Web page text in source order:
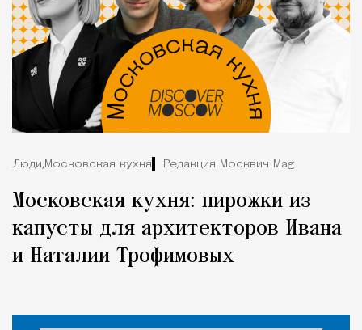
Люди,Московская кухня Редакция Москвич Mag
Московская кухня: пирожки из
капусты для архитекторов Ивана
и Наталии Трофимовых